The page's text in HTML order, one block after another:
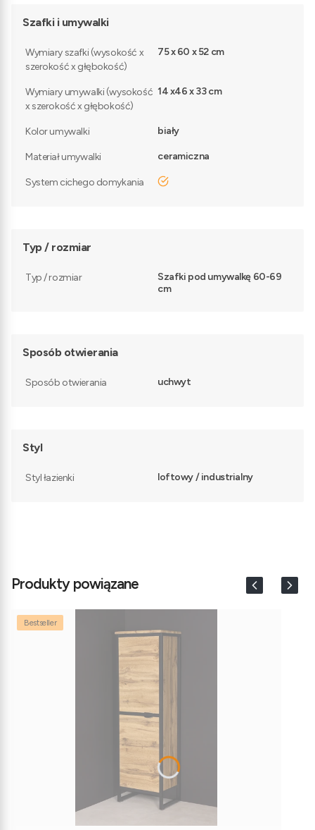
Szafki i umywalki
Wymiary szafki (wysokość x
szerokość x głębokość)
75 x 60 x 52 cm
Wymiary umywalki (wysokość
x szerokość x głębokość)
14 x46 x 33 cm
Kolor umywalki biały
Materiał umywalki ceramiczna
System cichego domykania tak
Typ / rozmiar
Typ / rozmiar
Szafki pod umywalkę 60-69
cm
Sposób otwierania
Sposób otwierania uchwyt
Styl
Styl łazienki loftowy / industrialny
Produkty powiązane
Bestseller